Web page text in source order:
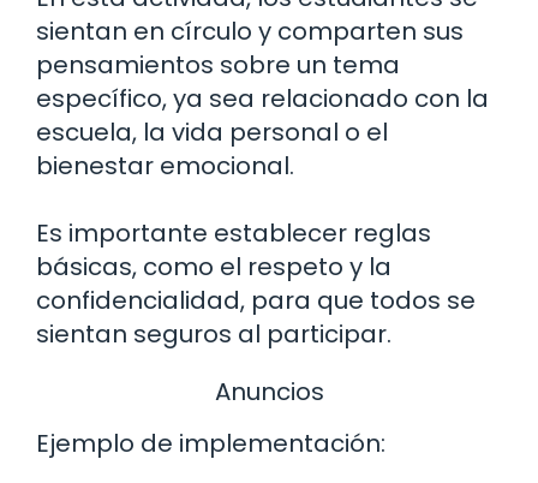
sientan en círculo y comparten sus
pensamientos sobre un tema
específico, ya sea relacionado con la
escuela, la vida personal o el
bienestar emocional.
Es importante establecer reglas
básicas, como el respeto y la
confidencialidad, para que todos se
sientan seguros al participar.
Anuncios
Ejemplo de implementación: